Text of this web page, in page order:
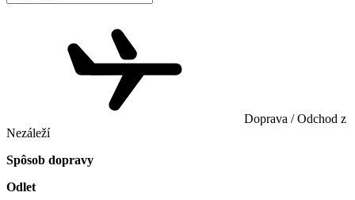
Doprava / Odchod z
Nezáleží
Spôsob dopravy
Odlet